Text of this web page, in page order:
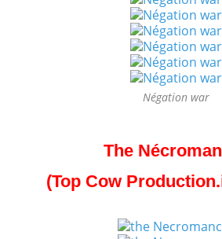
Négation war
The
(Top Cow